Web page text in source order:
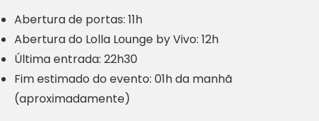
Abertura de portas: 11h
Abertura do Lolla Lounge by Vivo: 12h
Última entrada: 22h30
Fim estimado do evento: 01h da manhã
(aproximadamente)